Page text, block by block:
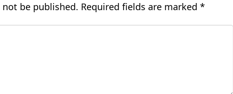
be published. Required fields are marked *